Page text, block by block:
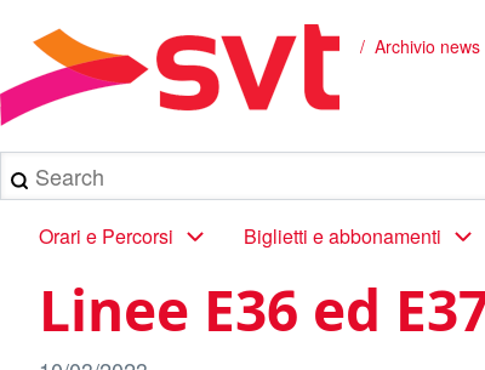
contenuto
principale
Briciole
di
pane
Archivio news
Search
Main
navigation
Orari e Percorsi Biglietti e abbonamenti
Linee E36 ed